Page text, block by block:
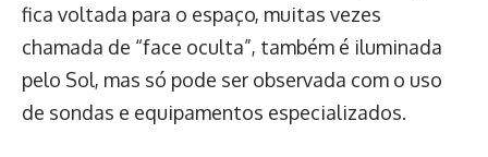
fica voltada para o espaço, muitas vezes
chamada de “face oculta”, também é iluminada
pelo Sol, mas só pode ser observada com o uso
de sondas e equipamentos especializados.